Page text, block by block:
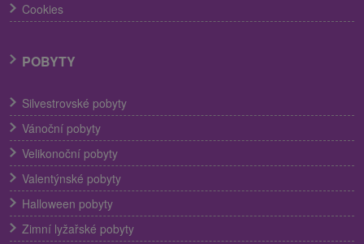
Cookies
POBYTY
Silvestrovské pobyty
Vánoční pobyty
Velikonoční pobyty
Valentýnské pobyty
Halloween pobyty
Zimní lyžařské pobyty